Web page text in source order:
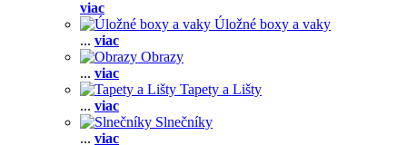
viac
Úložné boxy a vaky
... viac
Obrazy
... viac
Tapety a Lišty
... viac
Slnečníky
... viac